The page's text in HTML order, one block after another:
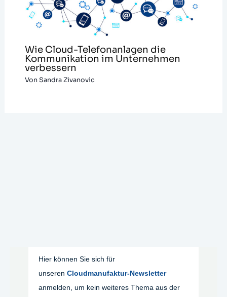
Wie Cloud-Telefonanlagen die
Kommunikation im Unternehmen
verbessern
Von Sandra Zivanovic
Hier können Sie sich für
unseren Cloudmanufaktur-Newsletter
anmelden, um kein weiteres Thema aus der